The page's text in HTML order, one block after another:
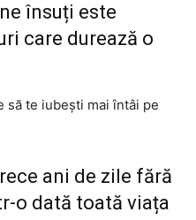
însuți este
care durează o
te iubești mai întâi pe
ani de zile fără
o dată toată viața